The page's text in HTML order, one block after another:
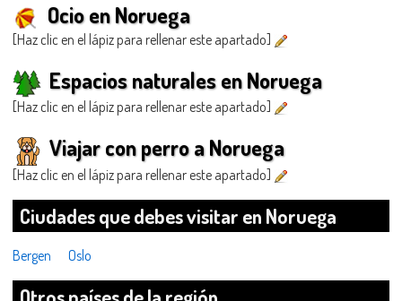
Ocio en Noruega
[Haz clic en el lápiz para rellenar este apartado]
Espacios naturales en Noruega
[Haz clic en el lápiz para rellenar este apartado]
Viajar con perro a Noruega
[Haz clic en el lápiz para rellenar este apartado]
Ciudades que debes visitar en Noruega
Bergen Oslo